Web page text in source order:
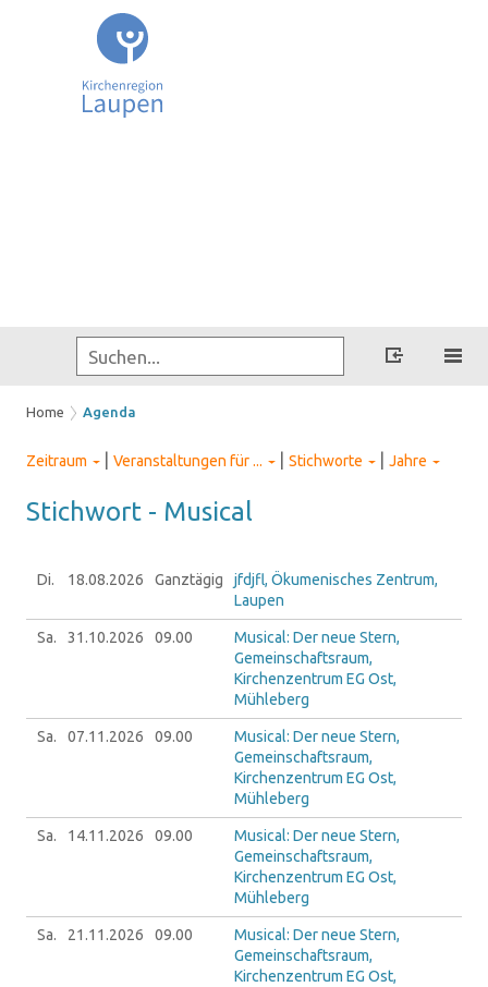
Home Agenda
Zeitraum Veranstaltungen für ... Stichworte Jahre
Stich­wort - Mu­si­cal
Di. 18.08.2026 Ganztägig
jfdjfl, Ökumenisches Zentrum,
Laupen
Sa. 31.10.2026 09.00
Musical: Der neue Stern,
Gemeinschaftsraum,
Kirchenzentrum EG Ost,
Mühleberg
Sa. 07.11.2026 09.00
Musical: Der neue Stern,
Gemeinschaftsraum,
Kirchenzentrum EG Ost,
Mühleberg
Sa. 14.11.2026 09.00
Musical: Der neue Stern,
Gemeinschaftsraum,
Kirchenzentrum EG Ost,
Mühleberg
Sa. 21.11.2026 09.00
Musical: Der neue Stern,
Gemeinschaftsraum,
Kirchenzentrum EG Ost,